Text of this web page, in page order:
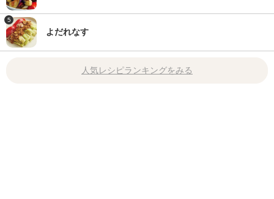
5
よだれなす
人気レシピランキングをみる